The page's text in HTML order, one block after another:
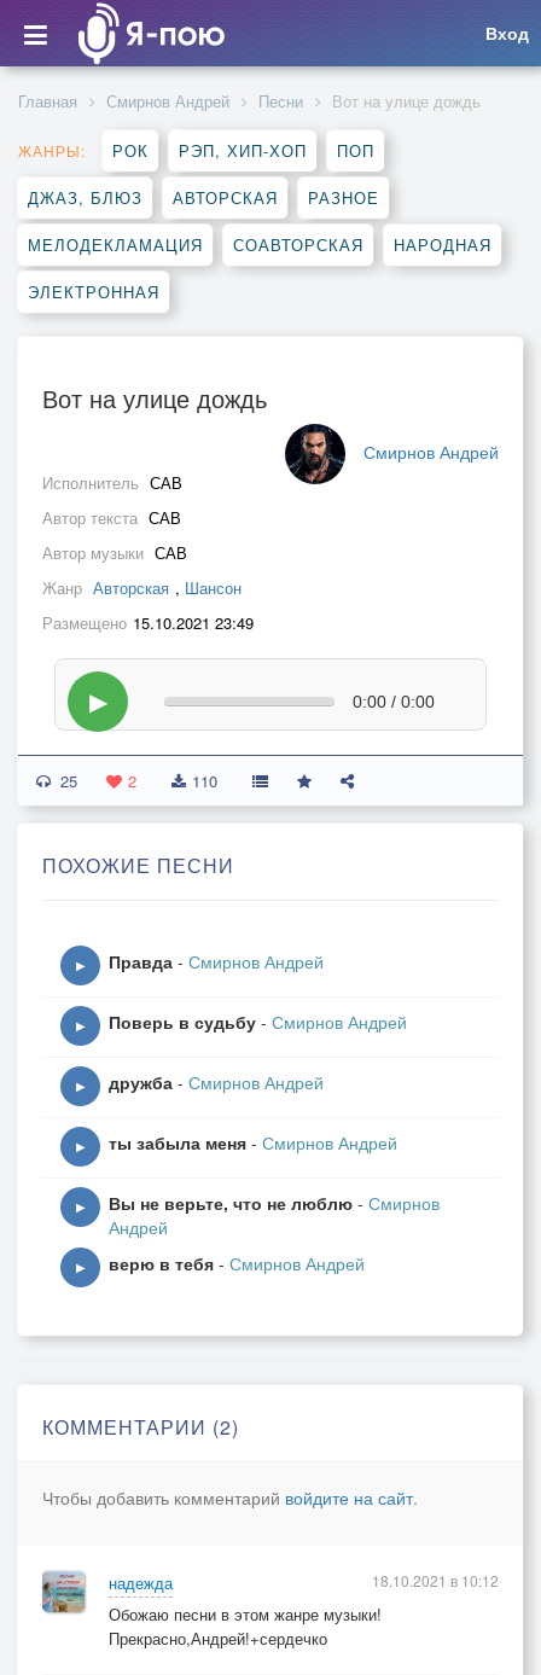
Вход
Главная Смирнов Андрей Песни Вот на улице дождь
ЖАНРЫ: РОК РЭП, ХИП-ХОП ПОП
ДЖАЗ, БЛЮЗ АВТОРСКАЯ РАЗНОЕ
МЕЛОДЕКЛАМАЦИЯ СОАВТОРСКАЯ НАРОДНАЯ
ЭЛЕКТРОННАЯ
Вот на улице дождь
Смирнов Андрей
Исполнитель САВ
Автор текста САВ
Автор музыки САВ
Жанр Авторская , Шансон
Размещено 15.10.2021 23:49
▶ 0:00 / 0:00
25 2 110
ПОХОЖИЕ ПЕСНИ
▶ Правда - Смирнов Андрей
▶ Поверь в судьбу - Смирнов Андрей
▶ дружба - Смирнов Андрей
▶ ты забыла меня - Смирнов Андрей
▶ Вы не верьте, что не люблю - Смирнов
Андрей
▶ верю в тебя - Смирнов Андрей
КОММЕНТАРИИ (2)
Чтобы добавить комментарий войдите на сайт.
надежда
Обожаю песни в этом жанре музыки!
Прекрасно,Андрей!+сердечко
18.10.2021 в 10:12